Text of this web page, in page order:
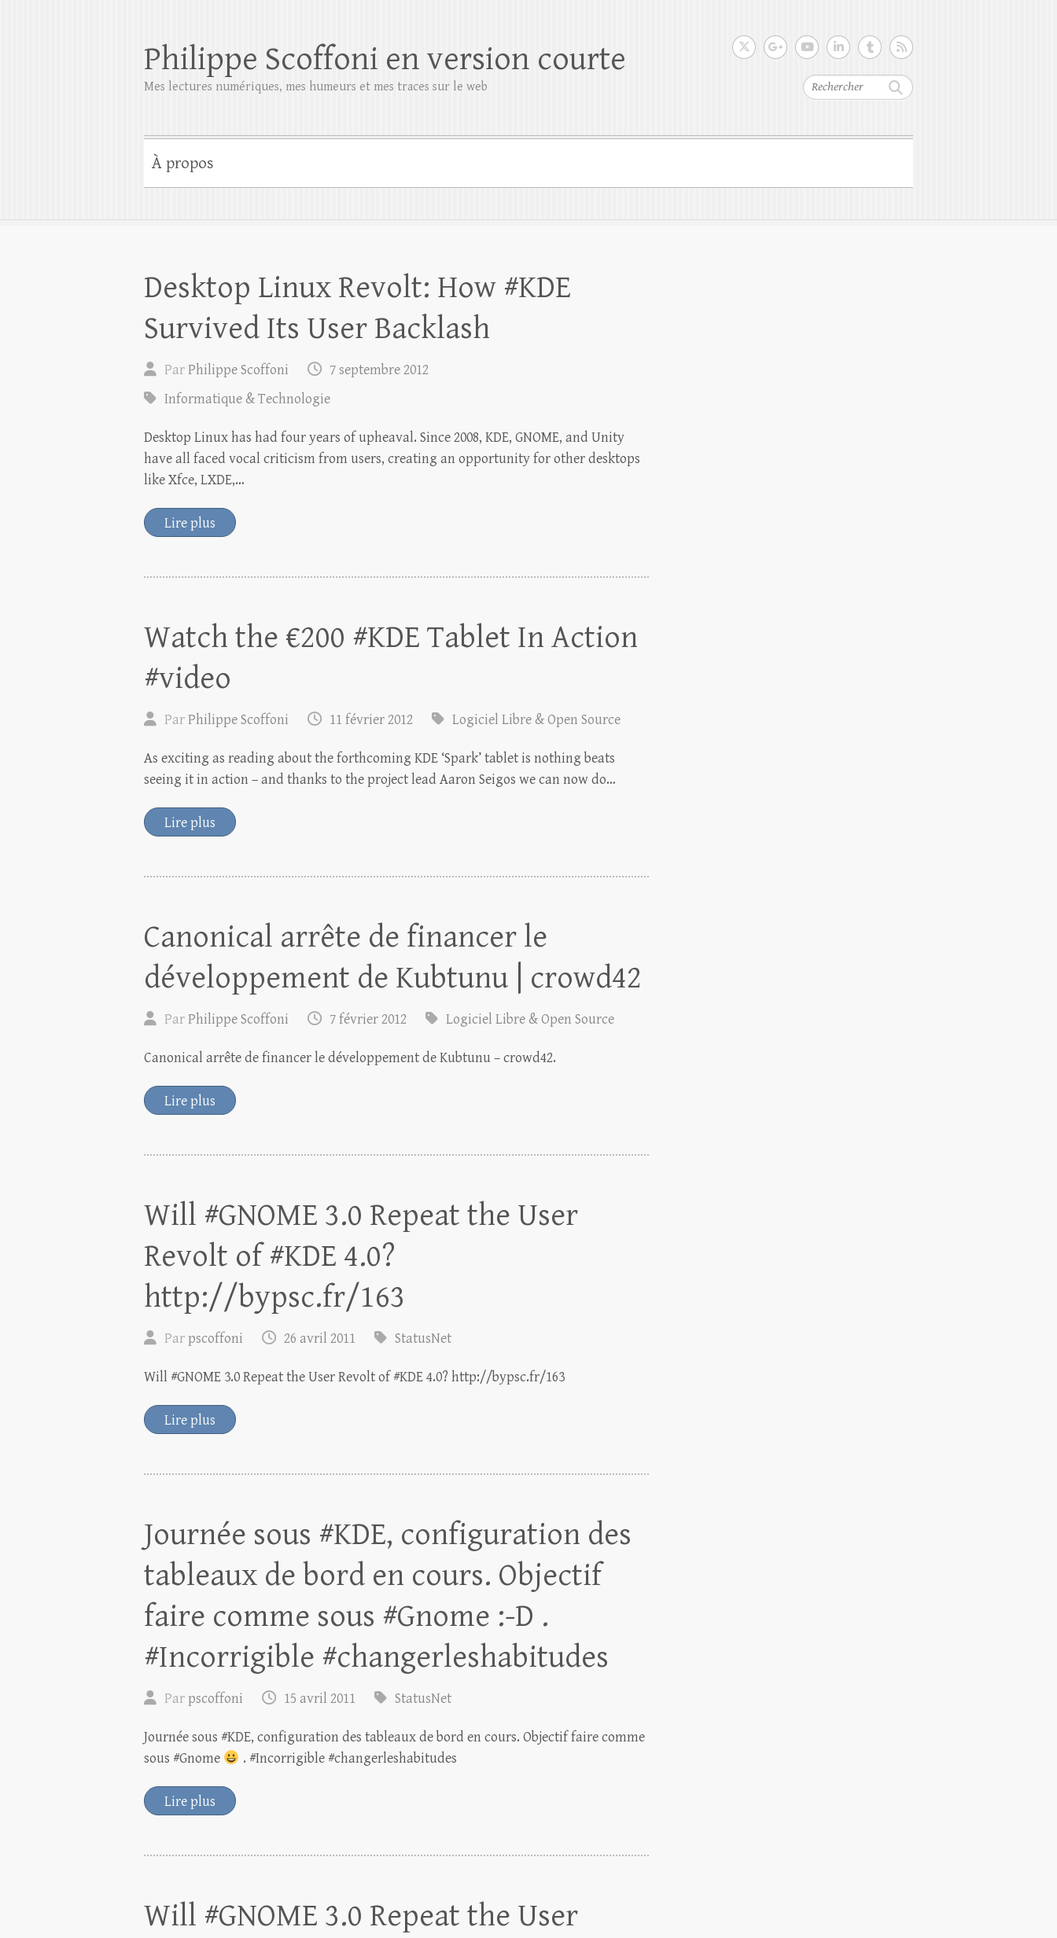
Rechercher
Philippe Scoffoni en version courte
Mes lectures numériques, mes humeurs et mes traces sur le web
À propos
Desktop Linux Revolt: How #KDE
Survived Its User Backlash
ParPhilippe Scoffoni
7 septembre 2012
Informatique & Technologie
Desktop Linux has had four years of upheaval. Since 2008, KDE, GNOME, and Unity
have all faced vocal criticism from users, creating an opportunity for other desktops
like Xfce, LXDE,…
Lire plus
Watch the €200 #KDE Tablet In Action
#video
ParPhilippe Scoffoni 11 février 2012 Logiciel Libre & Open Source
As exciting as reading about the forthcoming KDE ‘Spark’ tablet is nothing beats
seeing it in action – and thanks to the project lead Aaron Seigos we can now do…
Lire plus
Canonical arrête de financer le
développement de Kubtunu | crowd42
ParPhilippe Scoffoni 7 février 2012 Logiciel Libre & Open Source
Canonical arrête de financer le développement de Kubtunu – crowd42.
Lire plus
Will #GNOME 3.0 Repeat the User
Revolt of #KDE 4.0?
http://bypsc.fr/163
Par pscoffoni 26 avril 2011 StatusNet
Will #GNOME 3.0 Repeat the User Revolt of #KDE 4.0? http://bypsc.fr/163
Lire plus
Journée sous #KDE, configuration des
tableaux de bord en cours. Objectif
faire comme sous #Gnome :-D .
#Incorrigible #changerleshabitudes
Par pscoffoni 15 avril 2011 StatusNet
Journée sous #KDE, configuration des tableaux de bord en cours. Objectif faire comme
sous #Gnome
. #Incorrigible #changerleshabitudes
Lire plus
Will #GNOME 3.0 Repeat the User